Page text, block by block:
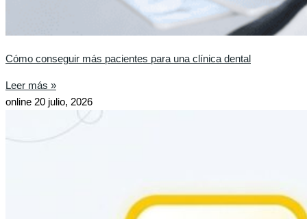
Cómo conseguir más pacientes para una clínica dental
Leer más »
online 20 julio, 2026